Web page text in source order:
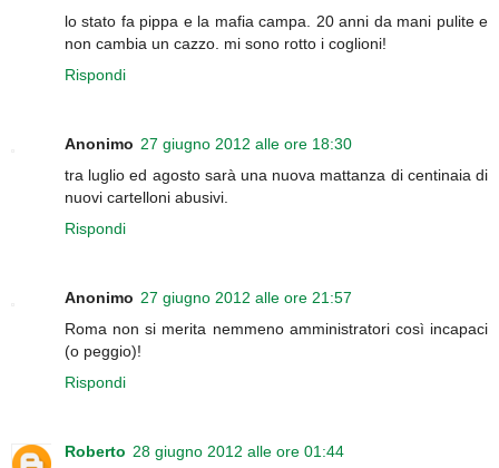
lo stato fa pippa e la mafia campa. 20 anni da mani pulite e
non cambia un cazzo. mi sono rotto i coglioni!
Rispondi
Anonimo 27 giugno 2012 alle ore 18:30
tra luglio ed agosto sarà una nuova mattanza di centinaia di
nuovi cartelloni abusivi.
Rispondi
Anonimo 27 giugno 2012 alle ore 21:57
Roma non si merita nemmeno amministratori così incapaci
(o peggio)!
Rispondi
Roberto 28 giugno 2012 alle ore 01:44